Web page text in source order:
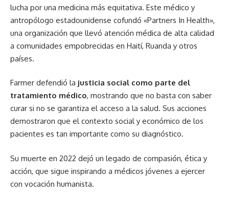
lucha por una medicina más equitativa. Este médico y
antropólogo estadounidense cofundó «Partners In Health»,
una organización que llevó atención médica de alta calidad
a comunidades empobrecidas en Haití, Ruanda y otros
países.
Farmer defendió la justicia social como parte del
tratamiento médico, mostrando que no basta con saber
curar si no se garantiza el acceso a la salud. Sus acciones
demostraron que el contexto social y económico de los
pacientes es tan importante como su diagnóstico.
Su muerte en 2022 dejó un legado de compasión, ética y
acción, que sigue inspirando a médicos jóvenes a ejercer
con vocación humanista.